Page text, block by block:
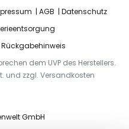
AGB
Datenschutz
dem UVP des Herstellers.
und zzgl. Versandkosten
GmbH